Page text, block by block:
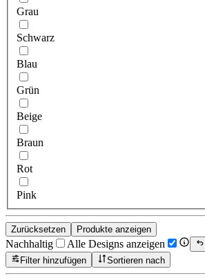
Grau
Schwarz
Blau
Grün
Beige
Braun
Rot
Pink
Zurücksetzen Produkte anzeigen
Nachhaltig Alle Designs anzeigen
Filter hinzufügen
Sortieren nach